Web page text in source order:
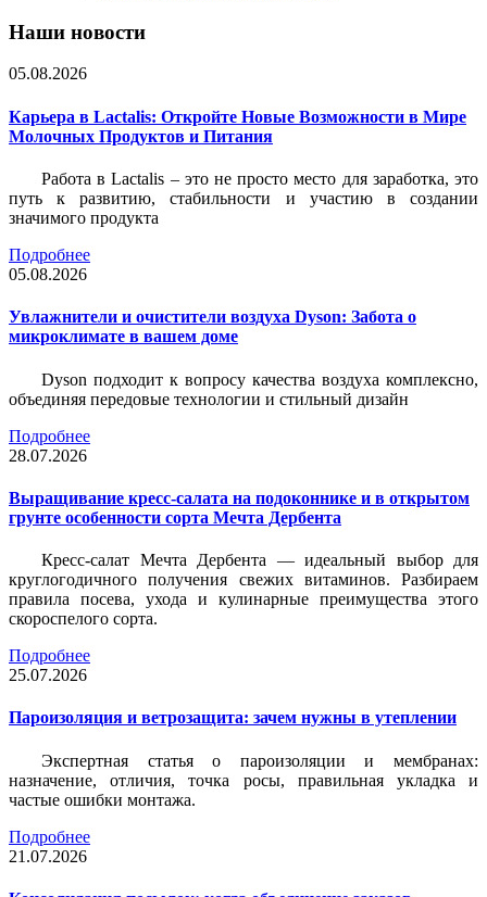
Наши новости
05.08.2026
Карьера в Lactalis: Откройте Новые Возможности в Мире
Молочных Продуктов и Питания
Работа в Lactalis – это не просто место для заработка, это
путь к развитию, стабильности и участию в создании
значимого продукта
Подробнее
05.08.2026
Увлажнители и очистители воздуха Dyson: Забота о
микроклимате в вашем доме
Dyson подходит к вопросу качества воздуха комплексно,
объединяя передовые технологии и стильный дизайн
Подробнее
28.07.2026
Выращивание кресс-салата на подоконнике и в открытом
грунте особенности сорта Мечта Дербента
Кресс-салат Мечта Дербента — идеальный выбор для
круглогодичного получения свежих витаминов. Разбираем
правила посева, ухода и кулинарные преимущества этого
скороспелого сорта.
Подробнее
25.07.2026
Пароизоляция и ветрозащита: зачем нужны в утеплении
Экспертная статья о пароизоляции и мембранах:
назначение, отличия, точка росы, правильная укладка и
частые ошибки монтажа.
Подробнее
21.07.2026